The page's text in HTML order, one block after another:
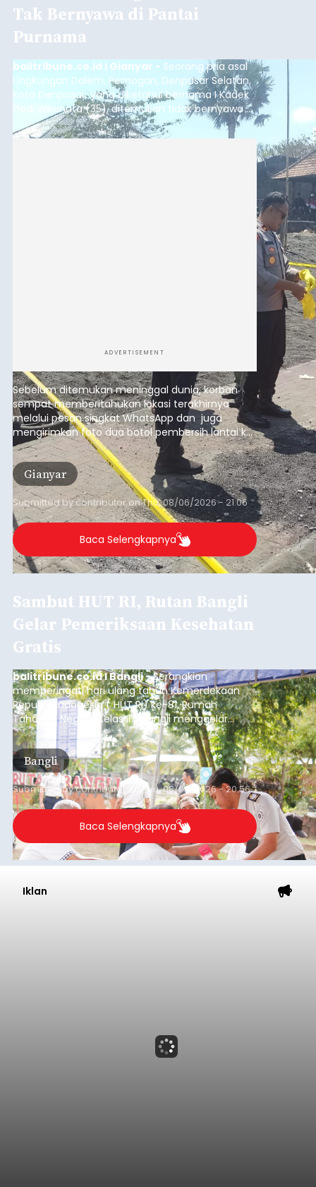
Tak Bernyawa di Pantai
Purnama
balitribune.co.id I Gianyar - Seorang pria asal
Lingkungan Dalem, Pemogan, Denpasar Selatan,
Kota Denpasar, yang diketahui bernama I Kadek
Dedi Wiranata (35), ditemukan tidak bernyawa di
pesisir Pantai Purnama, Sukawati.
ADVERTISEMENT
Sebelum ditemukan meninggal dunia, korban
sempat memberitahukan lokasi terakhirnya
melalui pesan singkat WhatsApp dan juga
mengirimkan foto dua botol pembersih lantai ke
istrinya.
Gianyar
Submitted bycontributoronThu, 08/06/2026 - 21:06
Baca Selengkapnya
Sambut HUT RI, Rutan Bangli
Gelar Pemeriksaan Kesehatan
Gratis
balitribune.co.id I Bangli -Serangkian
memperingati hari ulang tahun Kemerdekaan
Republik Indonesia ( HUT RI) ke-81, Rumah
Tahanan Negara Kelas II B Bangli menggelar
kegiatan pemeriksaan kesehatan gratis, Rabu
(6/8/2026).
Bangli
Submitted bycontributor Thu, 08/06/2026 - 20:56
Baca Selengkapnya
Iklan